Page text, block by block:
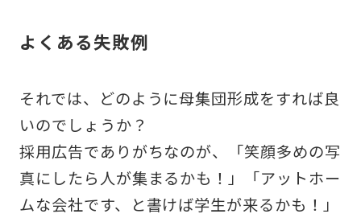
よくある失敗例
それでは、どのように母集団形成をすれば良
いのでしょうか？
採用広告でありがちなのが、「笑顔多めの写
真にしたら人が集まるかも！」「アットホー
ムな会社です、と書けば学生が来るかも！」